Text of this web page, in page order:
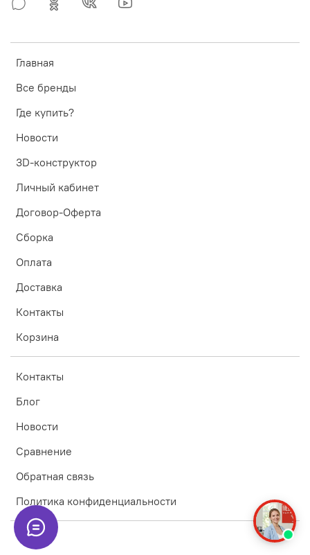
Главная
Все бренды
Где купить?
Новости
3D-конструктор
Личный кабинет
Договор-Оферта
Сборка
Оплата
Доставка
Контакты
Корзина
Контакты
Блог
Новости
Сравнение
Обратная связь
Политика конфиденциальности